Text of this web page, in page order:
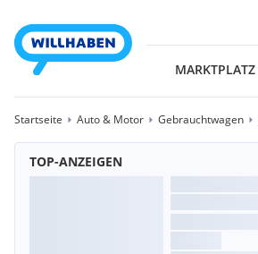
MARKTPLATZ
Startseite Auto & Motor Gebrauchtwagen
TOP-ANZEIGEN